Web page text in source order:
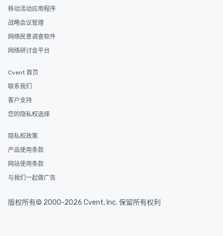
移动活动应用程序
战略会议管理
网络民意调查软件
网络研讨会平台
Cvent 首页
联系我们
客户支持
您的隐私权选择
隐私权政策
产品使用条款
网站使用条款
与我们一起做广告
版权所有© 2000-2026 Cvent, Inc. 保留所有权利